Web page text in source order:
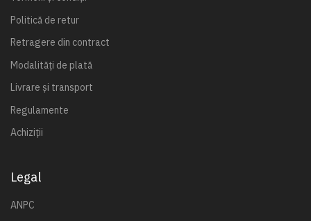
Politică de retur
Retragere din contract
Modalități de plată
Livrare și transport
Regulamente
Achiziții
Legal
ANPC